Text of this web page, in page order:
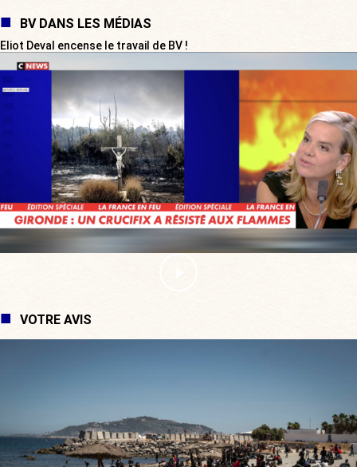
BV DANS LES MÉDIAS
Eliot Deval encense le travail de BV !
VOTRE AVIS